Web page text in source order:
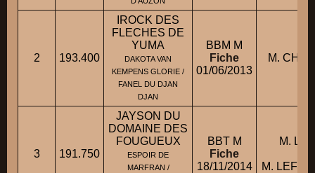
2 193.400
IROCK DES
FLECHES DE
YUMA
DAKOTA VAN
KEMPENS GLORIE /
FANEL DU DJAN
DJAN
BBM M
Fiche
01/06/2013
M.
3 191.750
JAYSON DU
DOMAINE DES
FOUGUEUX
ESPOIR DE
MARFRAN /
BBT M
Fiche
18/11/2014
M.
M.